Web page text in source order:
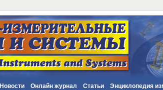
Новости Онлайн журнал Статьи Энциклопедия